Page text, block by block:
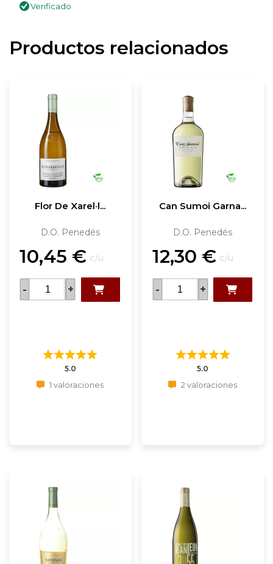
Verificado
Productos relacionados
Flor De Xarel·l...
D.O. Penedés
10,45 € c/u
- +
5.0
1 valoraciones
Can Sumoi Garna...
D.O. Penedés
12,30 € c/u
- +
5.0
2 valoraciones